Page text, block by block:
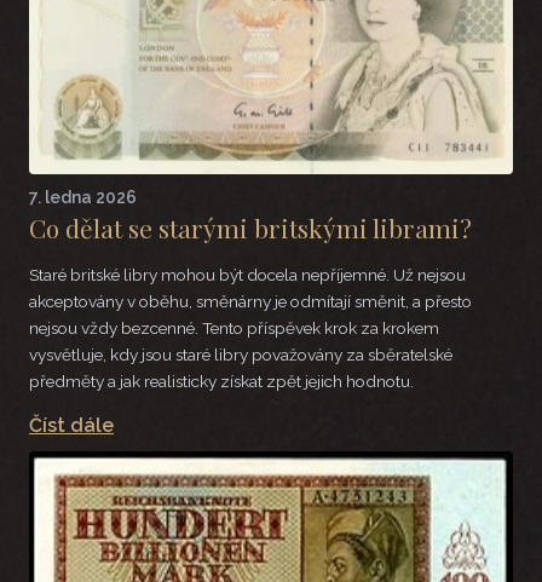
7. ledna 2026
Co dělat se starými britskými librami?
Staré britské libry mohou být docela nepříjemné. Už nejsou
akceptovány v oběhu, směnárny je odmítají směnit, a přesto
nejsou vždy bezcenné. Tento příspěvek krok za krokem
vysvětluje, kdy jsou staré libry považovány za sběratelské
předměty a jak realisticky získat zpět jejich hodnotu.
Číst dále